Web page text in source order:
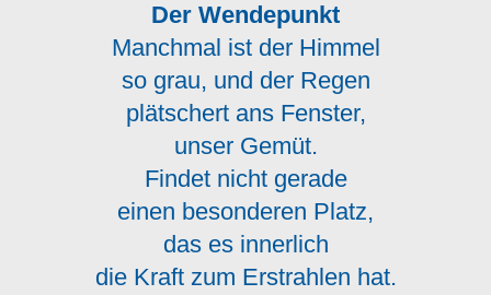
Der Wendepunkt
Manchmal ist der Himmel
so grau, und der Regen
plätschert ans Fenster,
unser Gemüt.
Findet nicht gerade
einen besonderen Platz,
das es innerlich
die Kraft zum Erstrahlen hat.